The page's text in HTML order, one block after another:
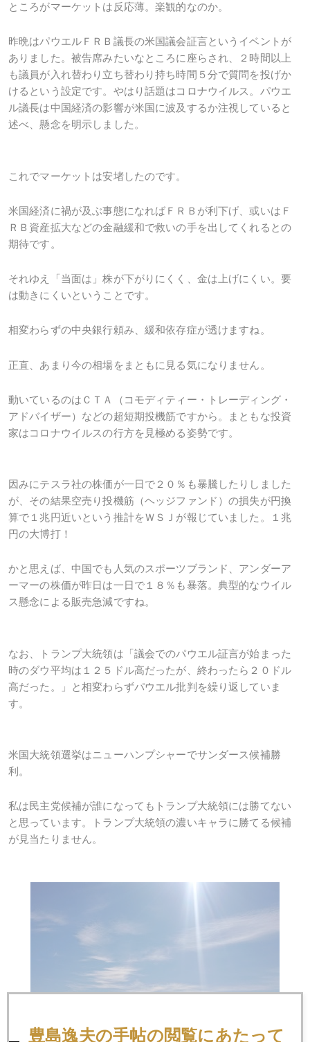
ところがマーケットは反応薄。楽観的なのか。
昨晩はパウエルＦＲＢ議長の米国議会証言というイベントが
ありました。被告席みたいなところに座らされ、２時間以上
も議員が入れ替わり立ち替わり持ち時間５分で質問を投げか
けるという設定です。やはり話題はコロナウイルス。パウエ
ル議長は中国経済の影響が米国に波及するか注視していると
述べ、懸念を明示しました。
これでマーケットは安堵したのです。
米国経済に禍が及ぶ事態になればＦＲＢが利下げ、或いはＦ
ＲＢ資産拡大などの金融緩和で救いの手を出してくれるとの
期待です。
それゆえ「当面は」株が下がりにくく、金は上げにくい。要
は動きにくいということです。
相変わらずの中央銀行頼み、緩和依存症が透けますね。
正直、あまり今の相場をまともに見る気になりません。
動いているのはＣＴＡ（コモディティー・トレーディング・
アドバイザー）などの超短期投機筋ですから。まともな投資
家はコロナウイルスの行方を見極める姿勢です。
因みにテスラ社の株価が一日で２０％も暴騰したりしました
が、その結果空売り投機筋（ヘッジファンド）の損失が円換
算で１兆円近いという推計をＷＳＪが報じていました。１兆
円の大博打！
かと思えば、中国でも人気のスポーツブランド、アンダーア
ーマーの株価が昨日は一日で１８％も暴落。典型的なウイル
ス懸念による販売急減ですね。
なお、トランプ大統領は「議会でのパウエル証言が始まった
時のダウ平均は１２５ドル高だったが、終わったら２０ドル
高だった。」と相変わらずパウエル批判を繰り返していま
す。
米国大統領選挙はニューハンプシャーでサンダース候補勝
利。
私は民主党候補が誰になってもトランプ大統領には勝てない
と思っています。トランプ大統領の濃いキャラに勝てる候補
が見当たりません。
豊島逸夫の手帖の閲覧にあたって